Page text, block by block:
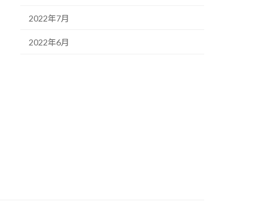
2022年7月
2022年6月